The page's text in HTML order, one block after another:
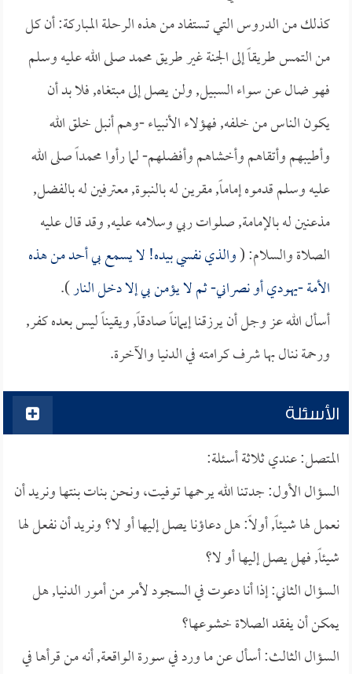
كذلك من الدروس التي تستفاد من هذه الرحلة المباركة: أن كل
من التمس طريقاً إلى الجنة غير طريق محمد صلى الله عليه وسلم
فهو ضال عن سواء السبيل, ولن يصل إلى مبتغاه, فلا بد أن
يكون الناس من خلفه, فهؤلاء الأنبياء -وهم أنبل خلق الله
وأطيبهم وأتقاهم وأخشاهم وأفضلهم- لما رأوا محمداً صلى الله
عليه وسلم قدموه إماماً, مقرين له بالنبوة, معترفين له بالفضل,
مذعنين له بالإمامة, صلوات ربي وسلامه عليه, وقد قال عليه
الصلاة والسلام: (والذي نفسي بيده! لا يسمع بي أحد من هذه
الأمة -يهودي أو نصراني- ثم لا يؤمن بي إلا دخل النار).
أسأل الله عز وجل أن يرزقنا إيماناً صادقاً, ويقيناً ليس بعده كفر,
ورحمة ننال بها شرف كرامته في الدنيا والآخرة.
الأسئلة
المتصل: عندي ثلاثة أسئلة:
السؤال الأول: جدتنا الله يرحمها توفيت، ونحن بنات بنتها ونريد أن
نعمل لها شيئاً, أولاً: هل دعاؤنا يصل إليها أو لا؟ ونريد أن نفعل لها
شيئاً, فهل يصل إليها أو لا؟
السؤال الثاني: إذا أنا دعوت في السجود لأمر من أمور الدنيا, هل
يمكن أن يفقد الصلاة خشوعها؟
السؤال الثالث: أسأل عن ما ورد في سورة الواقعة, أنه من قرأها في